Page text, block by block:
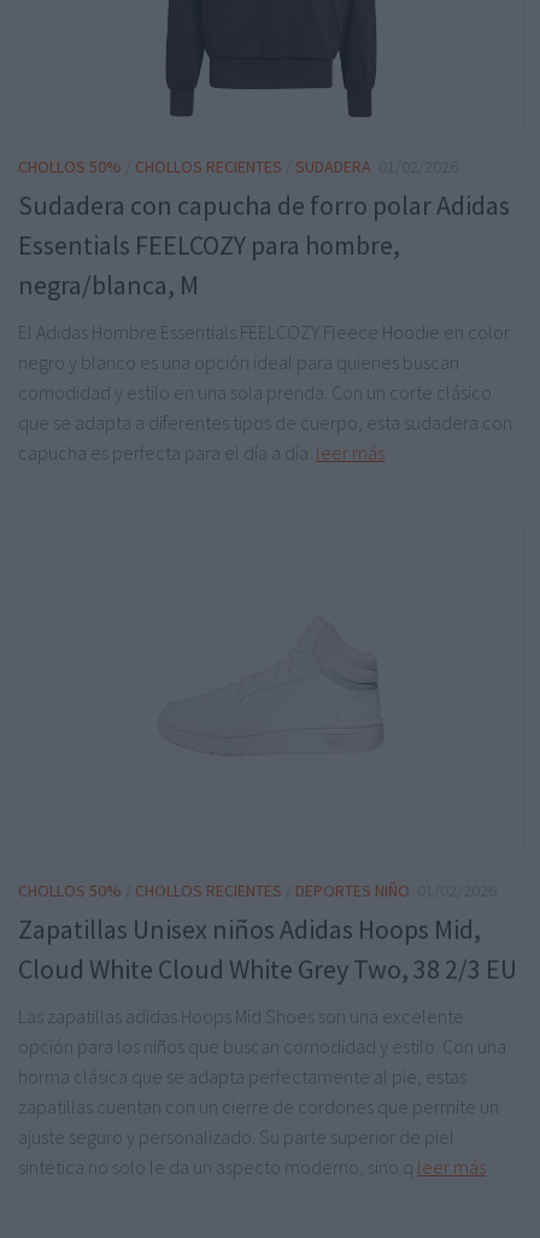
CHOLLOS 50% CHOLLOS RECIENTES SUDADERA
Sudadera con capucha de forro polar Adidas
Essentials FEELCOZY para hombre,
negra/blanca, M
El Adidas Hombre Essentials FEELCOZY Fleece Hoodie en color
negro y blanco es una opción ideal para quienes buscan
comodidad y estilo en una sola prenda. Con un corte clásico
que se adapta a diferentes tipos de cuerpo, esta sudadera con
capucha es perfecta para el día a día. leer más
CHOLLOS 50% CHOLLOS RECIENTES DEPORTES NIÑO
Zapatillas Unisex niños Adidas Hoops Mid,
Cloud White Cloud White Grey Two, 38 2/3 EU
Las zapatillas adidas Hoops Mid Shoes son una excelente
opción para los niños que buscan comodidad y estilo. Con una
horma clásica que se adapta perfectamente al pie, estas
zapatillas cuentan con un cierre de cordones que permite un
ajuste seguro y personalizado. Su parte superior de piel
sintética no solo le da un aspecto moderno, sino q leer más